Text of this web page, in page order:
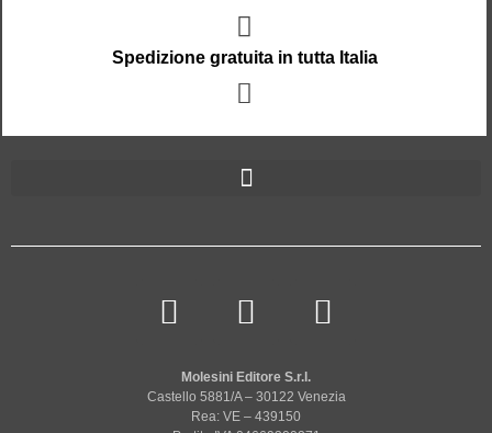
Spedizione gratuita in tutta Italia
Molesini Editore S.r.l.
Castello 5881/A – 30122 Venezia
Rea: VE – 439150